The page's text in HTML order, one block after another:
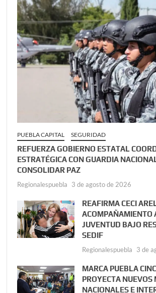
PUEBLA CAPITAL SEGURIDAD
REFUERZA GOBIERNO ESTATAL
ESTRATÉGICA CON GUARDIA
CONSOLIDAR PAZ
Regionalespuebla 3 de agosto de 2026
REAFIRMA CECI
ACOMPAÑAMIENTO
JUVENTUD BAJO
SEDIF
Regionalespuebla 3 de
MARCA PUEBLA
PROYECTA NUEVOS
NACIONALES E